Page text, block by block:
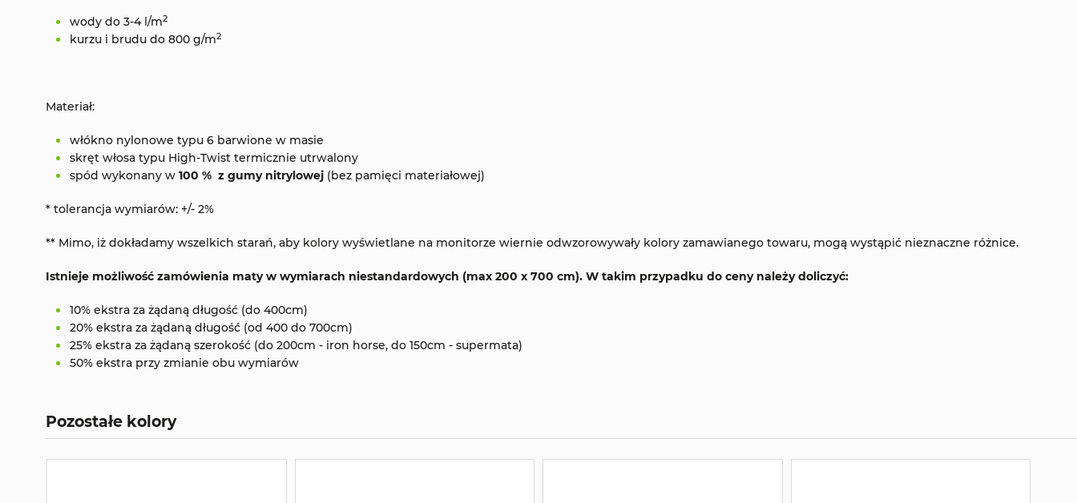
wody do 3-4 l/m2
kurzu i brudu do 800 g/m2
Materiał:
włókno nylonowe typu 6 barwione w masie
skręt włosa typu High-Twist termicznie utrwalony
spód wykonany w 100 % z gumy nitrylowej (bez pamięci materiałowej)
* tolerancja wymiarów: +/- 2%
** Mimo, iż dokładamy wszelkich starań, aby kolory wyświetlane na monitorze wiernie odwzorowywały kolory zamawianego towaru, mogą wystąpić nieznaczne różnice.
Istnieje możliwość zamówienia maty w wymiarach niestandardowych (max 200 x 700 cm). W takim przypadku do ceny należy doliczyć:
10% ekstra za żądaną długość (do 400cm)
20% ekstra za żądaną długość (od 400 do 700cm)
25% ekstra za żądaną szerokość (do 200cm - iron horse, do 150cm - supermata)
50% ekstra przy zmianie obu wymiarów
Pozostałe kolory